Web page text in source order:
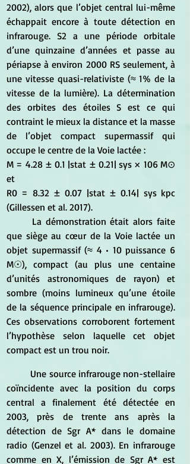
2002), alors que l’objet central lui-même
échappait encore à toute détection en
infrarouge. S2 a une période orbitale
d’une quinzaine d’années et passe au
périapse à environ 2000 RS seulement, à
une vitesse quasi-relativiste (≈ 1% de la
vitesse de la lumière). La détermination
des orbites des étoiles S est ce qui
contraint le mieux la distance et la masse
de l’objet compact supermassif qui
occupe le centre de la Voie lactée :
M = 4.28 ± 0.1 |stat ± 0.21| sys × 106 M⊙
et
R0 = 8.32 ± 0.07 |stat ± 0.14| sys kpc
(Gillessen et al. 2017).
que siège au cœur de la Voie lactée un
objet supermassif (≈ 4 • 10 puissance 6
M☉), compact (au plus une centaine
d’unités astronomiques de rayon) et
sombre (moins lumineux qu’une étoile
de la séquence principale en infrarouge).
Ces observations corroborent fortement
l’hypothèse selon laquelle cet objet
compact est un trou noir.
coïncidente avec la position du corps
central a finalement été détectée en
2003, près de trente ans après la
détection de Sgr A* dans le domaine
radio (Genzel et al. 2003). En infrarouge
comme en X, l’émission de Sgr A* est